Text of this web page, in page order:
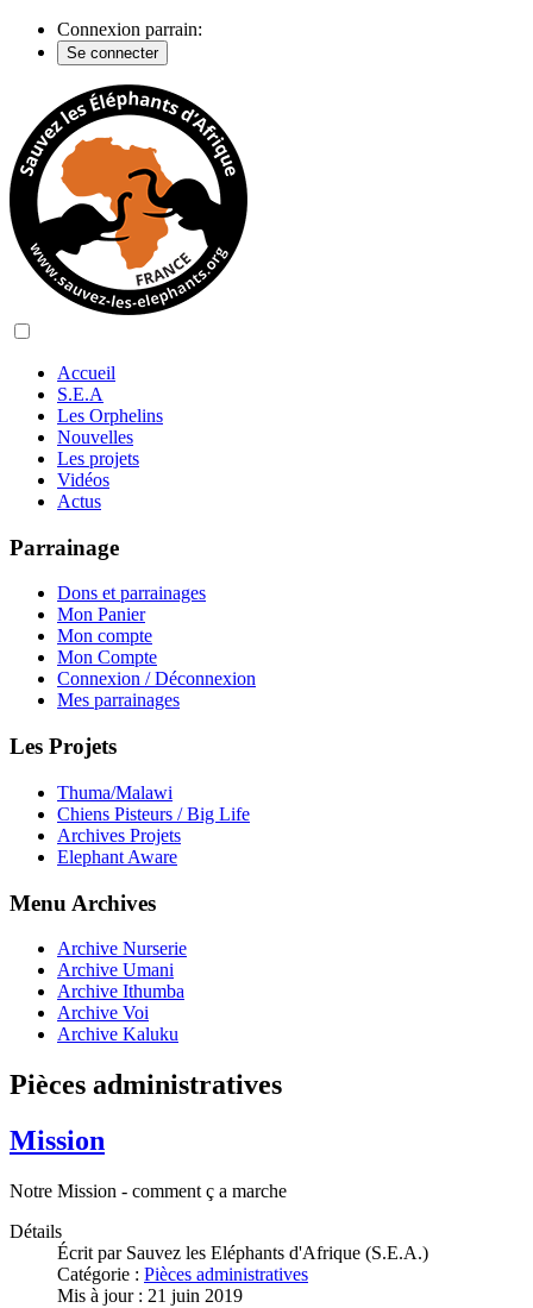
Connexion parrain:
Se connecter
Accueil
S.E.A
Les Orphelins
Nouvelles
Les projets
Vidéos
Actus
Parrainage
Dons et parrainages
Mon Panier
Mon compte
Mon Compte
Connexion / Déconnexion
Mes parrainages
Les Projets
Thuma/Malawi
Chiens Pisteurs / Big Life
Archives Projets
Elephant Aware
Menu Archives
Archive Nurserie
Archive Umani
Archive Ithumba
Archive Voi
Archive Kaluku
Pièces administratives
Mission
Notre Mission - comment ç a marche
Détails
Écrit par Sauvez les Eléphants d'Afrique (S.E.A.)
Catégorie : Pièces administratives
Mis à jour : 21 juin 2019